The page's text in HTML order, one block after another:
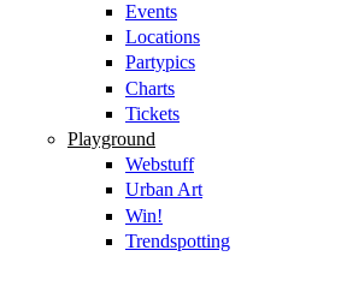
Events
Locations
Partypics
Charts
Tickets
Playground
Webstuff
Urban Art
Win!
Trendspotting